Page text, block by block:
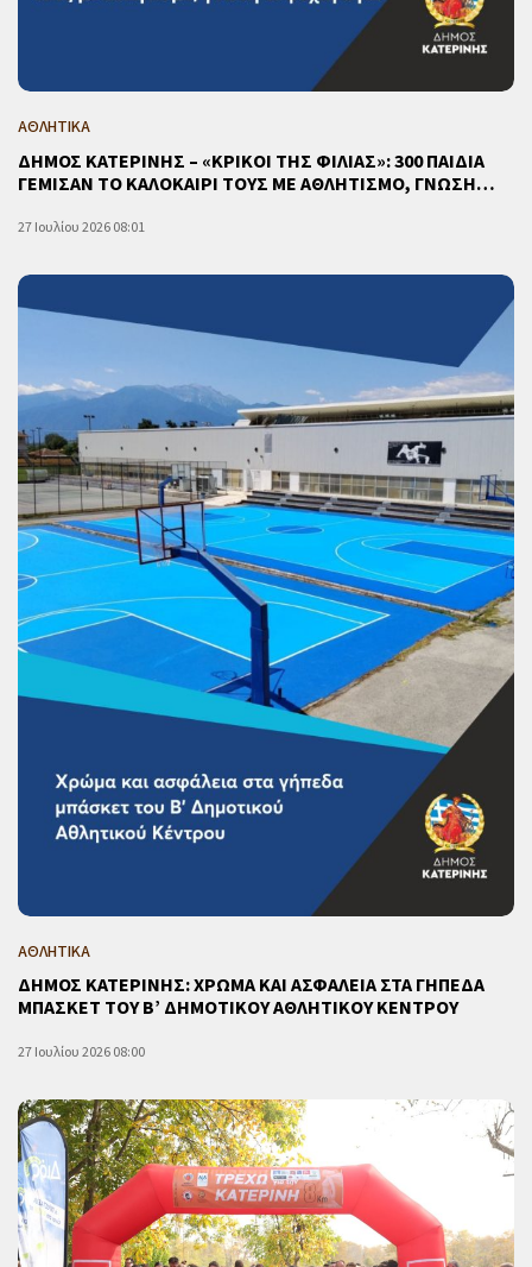
ΑΘΛΗΤΙΚΑ
ΔΗΜΟΣ ΚΑΤΕΡΙΝΗΣ – «ΚΡΙΚΟΙ ΤΗΣ ΦΙΛΙΑΣ»: 300 ΠΑΙΔΙΑ
ΓΕΜΙΣΑΝ ΤΟ ΚΑΛΟΚΑΙΡΙ ΤΟΥΣ ΜΕ ΑΘΛΗΤΙΣΜΟ, ΓΝΩΣΗ…
27 Ιουλίου 2026 08:01
ΑΘΛΗΤΙΚΑ
ΔΗΜΟΣ ΚΑΤΕΡΙΝΗΣ: ΧΡΩΜΑ ΚΑΙ ΑΣΦΑΛΕΙΑ ΣΤΑ ΓΗΠΕΔΑ
ΜΠΑΣΚΕΤ ΤΟΥ Β’ ΔΗΜΟΤΙΚΟΥ ΑΘΛΗΤΙΚΟΥ ΚΕΝΤΡΟΥ
27 Ιουλίου 2026 08:00